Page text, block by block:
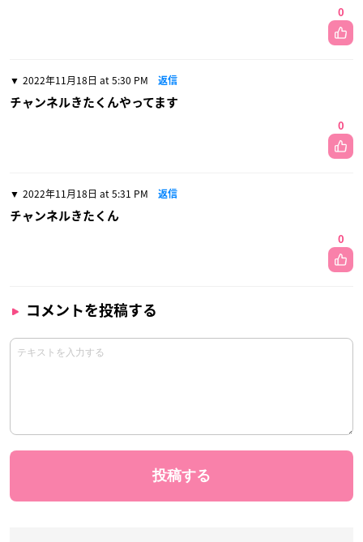
0
2022年11月18日 at 5:30 PM 返信
チャンネルきたくんやってます
0
2022年11月18日 at 5:31 PM 返信
チャンネルきたくん
0
コメントを投稿する